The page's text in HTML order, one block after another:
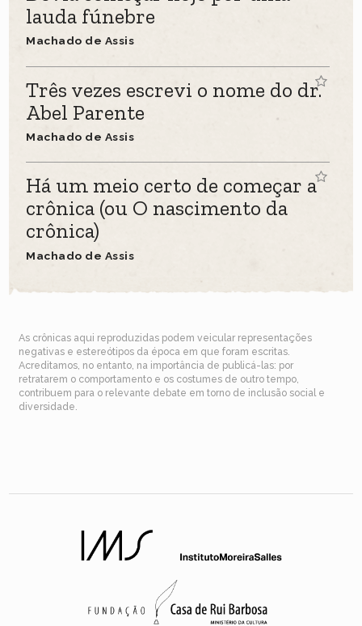
lauda fúnebre
Machado de Assis
Três vezes escrevi o nome do dr.
Abel Parente
Machado de Assis
Há um meio certo de começar a
crônica (ou O nascimento da
crônica)
Machado de Assis
As crônicas aqui reproduzidas podem veicular representações
negativas e estereótipos da época em que foram escritas.
Acreditamos, no entanto, na importância de publicá-las: por
retratarem o comportamento e os costumes de outro tempo,
contribuem para o relevante debate em torno de inclusão social e
diversidade.